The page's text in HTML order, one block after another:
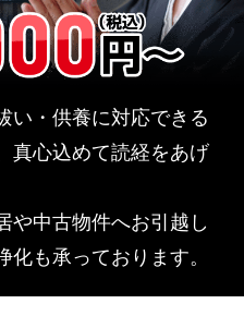
い・供養に対応できる
真心込めて読経をあげ
や中古物件へお引越し
も承っております。